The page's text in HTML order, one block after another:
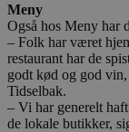
Meny
Også hos Meny har
– Folk har været
restaurant har de
godt kød og god
Tidselbak.
– Vi har generelt
de lokale butikker,